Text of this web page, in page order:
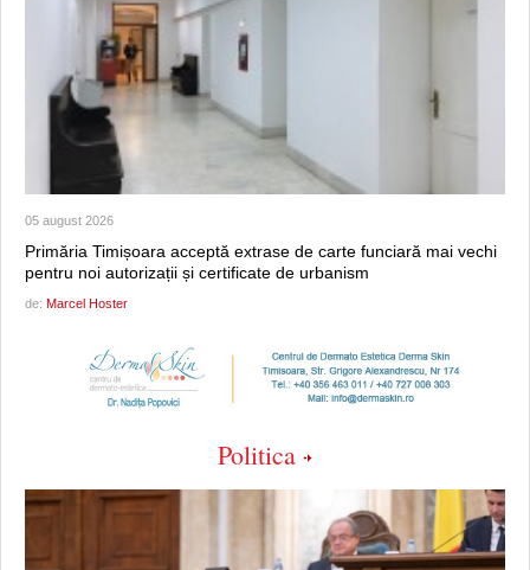
05 august 2026
Primăria Timișoara acceptă extrase de carte funciară mai vechi
pentru noi autorizații și certificate de urbanism
de: Marcel Hoster
Politica